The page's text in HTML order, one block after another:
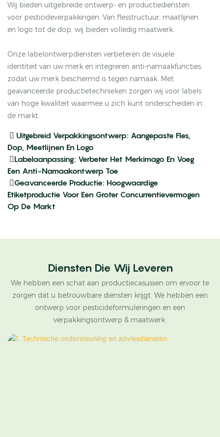
Wij bieden uitgebreide ontwerp- en productiediensten
voor pesticideverpakkingen. Van flesstructuur, maatlijnen
en logo tot de dop, wij bieden volledig maatwerk.
Onze labelontwerpdiensten verbeteren de visuele
identiteit van uw merk en integreren anti-namaakfuncties,
zodat uw merk beschermd is tegen namaak. Met
geavanceerde productietechnieken zorgen wij voor labels
van hoge kwaliteit waarmee u zich kunt onderscheiden in
de markt.
 Uitgebreid Verpakkingsontwerp: Aangepaste Fles,
Dop, Meetlijnen En Logo
Labelaanpassing: Verbeter Het Merkimago En Voeg
Een Anti-Namaakontwerp Toe
Geavanceerde Productie: Hoogwaardige
Etiketproductie Voor Een Groter Concurrentievermogen
Op De Markt
Diensten Die Wij Leveren
We hebben een schat aan productiecasussen om ervoor te
zorgen dat u betrouwbare diensten krijgt. We hebben een
ontwerp voor pesticideformuleringen en een
verpakkingsontwerp & maatwerk.